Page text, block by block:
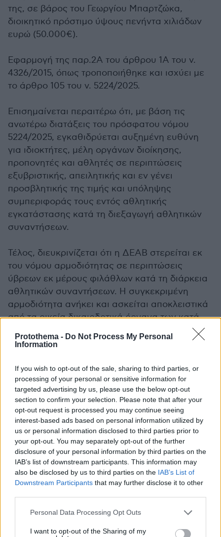
Protothema - Do Not Process My Personal
Information
If you wish to opt-out of the sale, sharing to third parties, or
processing of your personal or sensitive information for
targeted advertising by us, please use the below opt-out
section to confirm your selection. Please note that after your
opt-out request is processed you may continue seeing
interest-based ads based on personal information utilized by
us or personal information disclosed to third parties prior to
your opt-out. You may separately opt-out of the further
disclosure of your personal information by third parties on the
IAB’s list of downstream participants. This information may
also be disclosed by us to third parties on the IAB’s List of
Downstream Participants that may further disclose it to other
Please note that this website/app uses one or more Google
not limited to your visit or usage behaviour. You may click to
Personal Data Processing Opt Outs
I want to opt-out of the Sharing of my
της, σε βάρος του Γεωργίου Μπαρτζώκα,
διοικητικό πρόστιμο ύψους πενήντα χιλιάδων
ευρώ (50.000€).
Εφαρμογή της παρ.2Α του άρθρου 1Α του ν.
4326/2015, όπως τροποποιήθηκε και ισχύει με
το άρθρο 105 του ν. 5224/2025.
Επισημαίνεται περαιτέρω ότι, με βάση τις
ανωτέρω διατάξεις του πρόσφατου νόμου
5224/2025, εγκαθιδρύεται αυξημένη ευθύνη
για ιδιοκτήτες, μέλη οργάνων διοίκησης,
προπονητές και αθλητές σε περιπτώσεις
εξυβριστικής, απειλητικής και εν γένει
προσβλητικής της τιμής και υπόληψης
συμπεριφοράς τους εντός αθλητικής
εγκατάστασης κατά τη διεξαγωγή αθλητικών
συναντήσεων.
Τέλος, διευκρινίζεται ότι η ΔΕΑΒ στερείται εκ
του νόμου αρμοδιότητας σε περιπτώσεις
ύβρεων εκ μέρους φιλάθλων κατά τη διάρκεια
αθλητικών συναντήσεων. Η συγκεκριμένη
αρμοδιότητα ανήκει και ασκείται αποκλειστικά
από τα οικεία δικαιοδοτικά όργανα των κατά
Σχετικά Άρθρα
Ακολουθήστε το protothema.gr στο Google News
και μάθετε πρώτοι όλες τις ειδήσεις
Δείτε όλες τις τελευταίεςΕιδήσεις από την Ελλάδα
και τον Κόσμο, τη στιγμή που συμβαίνουν, στο
Protothema.gr